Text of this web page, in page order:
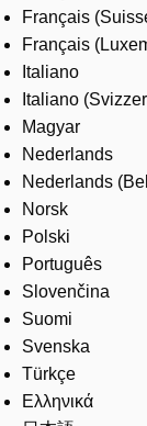
Français
Français
Italiano
Italiano
Magyar
Nederlands
Nederlands
Norsk
Polski
Português
Slovenčina
Suomi
Svenska
Türkçe
Ελληνικά